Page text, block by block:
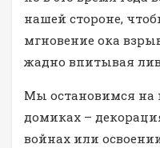
нашей стороне,
мгновение ока
жадно впитывая
Мы остановимся на
домиках –
войнах или